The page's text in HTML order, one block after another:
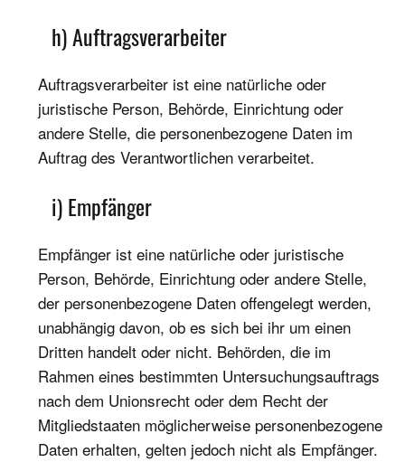
h) Auftragsverarbeiter
Auftragsverarbeiter ist eine natürliche oder
juristische Person, Behörde, Einrichtung oder
andere Stelle, die personenbezogene Daten im
Auftrag des Verantwortlichen verarbeitet.
i) Empfänger
Empfänger ist eine natürliche oder juristische
Person, Behörde, Einrichtung oder andere Stelle,
der personenbezogene Daten offengelegt werden,
unabhängig davon, ob es sich bei ihr um einen
Dritten handelt oder nicht. Behörden, die im
Rahmen eines bestimmten Untersuchungsauftrags
nach dem Unionsrecht oder dem Recht der
Mitgliedstaaten möglicherweise personenbezogene
Daten erhalten, gelten jedoch nicht als Empfänger.